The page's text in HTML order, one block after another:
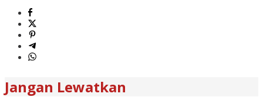
Jangan Lewatkan